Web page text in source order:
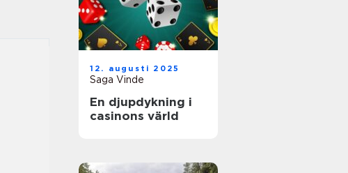
12. augusti 2025
Saga Vinde
En djupdykning i
casinons värld